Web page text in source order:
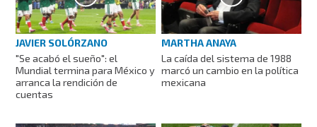
JAVIER SOLÓRZANO
"Se acabó el sueño": el
Mundial termina para México y
arranca la rendición de
cuentas
MARTHA ANAYA
La caída del sistema de 1988
marcó un cambio en la política
mexicana